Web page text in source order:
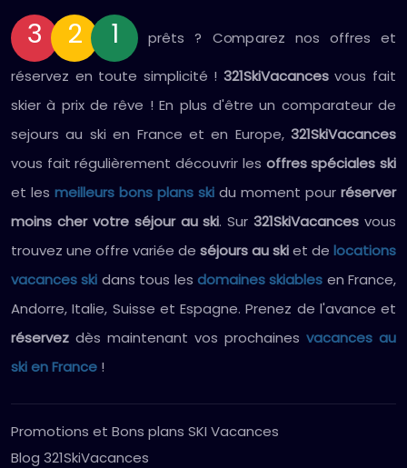
3 2 1
prêts ? Comparez nos offres et
réservez en toute simplicité ! 321SkiVacancesvous fait
skier à prix de rêve ! En plus d'être un comparateur de
sejours au ski en France et en Europe, 321SkiVacances
vous fait régulièrement découvrir les offres spéciales ski
et les meilleurs bons plans ski du moment pour réserver
moins cher votre séjour au ski. Sur321SkiVacances vous
trouvez une offre variée de séjours au skiet de locations
vacances ski dans tous les domaines skiables en France,
Andorre, Italie, Suisse et Espagne. Prenez de l'avance et
réservez dès maintenant vos prochaines vacances au
ski en France !
Promotions et Bons plans SKI Vacances
Blog 321SkiVacances